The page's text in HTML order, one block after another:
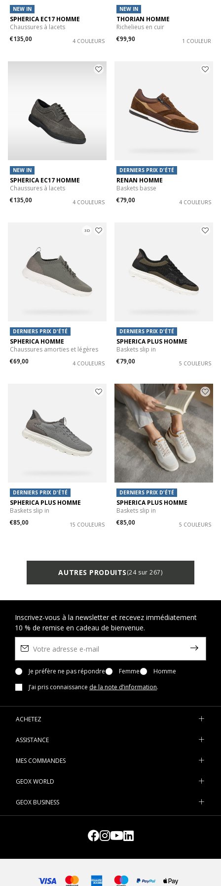
NEW IN
SPHERICA EC17 HOMME
Chaussures à lacets
€135,00
4 COULEURS
NEW IN
THORIAN HOMME
Richelieus en cuir
€99,90
1 COULEUR
NEW IN
SPHERICA EC17 HOMME
Chaussures à lacets
€135,00
4 COULEURS
DERNIERS PRIX D'ÉTÉ
RENAN HOMME
Baskets basse
€79,00
4 COULEURS
3D
DERNIERS PRIX D'ÉTÉ
SPHERICA HOMME
Chaussures amorties et légères
€69,00
4 COULEURS
DERNIERS PRIX D'ÉTÉ
SPHERICA PLUS HOMME
Baskets slip in
€79,00
5 COULEURS
DERNIERS PRIX D'ÉTÉ
SPHERICA PLUS HOMME
Baskets slip in
€85,00
15 COULEURS
DERNIERS PRIX D'ÉTÉ
SPHERICA PLUS HOMME
Baskets slip in
€85,00
5 COULEURS
AUTRES PRODUITS(24 sur 267)
Inscrivez-vous à la newsletter et recevez immédiatement
10 % de remise en cadeau de bienvenue.
Je préfère ne pas répondre Femme
Homme
J’ai pris connaissance de la note d’information.
ACHETEZ
ASSISTANCE
MES COMMANDES
GEOX WORLD
GEOX BUSINESS